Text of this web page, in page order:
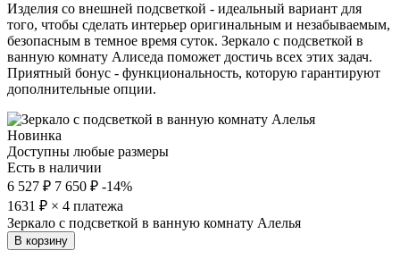
Изделия со внешней подсветкой - идеальный вариант для
того, чтобы сделать интерьер оригинальным и незабываемым,
безопасным в темное время суток. Зеркало с подсветкой в
ванную комнату Алиседа поможет достичь всех этих задач.
Приятный бонус - функциональность, которую гарантируют
дополнительные опции.
Новинка
Доступны любые размеры
Есть в наличии
6 527 ₽ 7 650 ₽ -14%
1631 ₽ × 4 платежа
Зеркало с подсветкой в ванную комнату Алелья
В корзину